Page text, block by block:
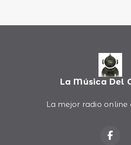
La Música Del
La mejor radio online